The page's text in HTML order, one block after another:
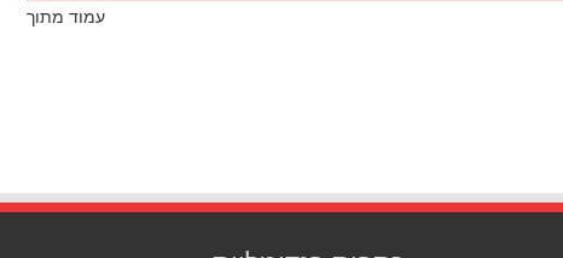
עמוד מתוך